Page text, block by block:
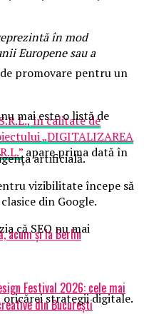
în mod
Europene sau a
în calitate de
„DIGITALIZAREA
apare prima dată în
acum și la Berlin
Festival 2026: cele mai
din București
promovare pentru un
mai este o listă de
artificială.
vizibilitate începe să
din Google.
că SEO nu mai
oricărei strategii digitale.